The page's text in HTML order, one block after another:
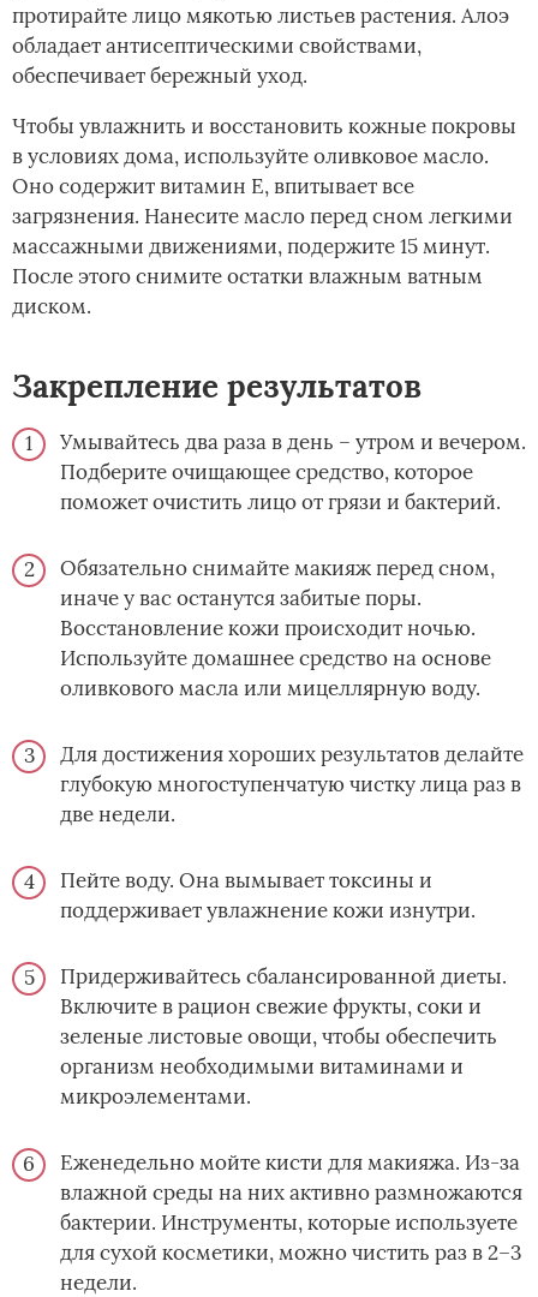
протирайте лицо мякотью листьев растения. Алоэ
обладает антисептическими свойствами,
обеспечивает бережный уход.
Чтобы увлажнить и восстановить кожные покровы
в условиях дома, используйте оливковое масло.
Оно содержит витамин Е, впитывает все
загрязнения. Нанесите масло перед сном легкими
массажными движениями, подержите 15 минут.
После этого снимите остатки влажным ватным
диском.
Закрепление результатов
Умывайтесь два раза в день – утром и вечером.
Подберите очищающее средство, которое
поможет очистить лицо от грязи и бактерий.
Обязательно снимайте макияж перед сном,
иначе у вас останутся забитые поры.
Восстановление кожи происходит ночью.
Используйте домашнее средство на основе
оливкового масла или мицеллярную воду.
Для достижения хороших результатов делайте
глубокую многоступенчатую чистку лица раз в
две недели.
Пейте воду. Она вымывает токсины и
поддерживает увлажнение кожи изнутри.
Придерживайтесь сбалансированной диеты.
Включите в рацион свежие фрукты, соки и
зеленые листовые овощи, чтобы обеспечить
организм необходимыми витаминами и
микроэлементами.
Еженедельно мойте кисти для макияжа. Из-за
влажной среды на них активно размножаются
бактерии. Инструменты, которые используете
для сухой косметики, можно чистить раз в 2–3
недели.